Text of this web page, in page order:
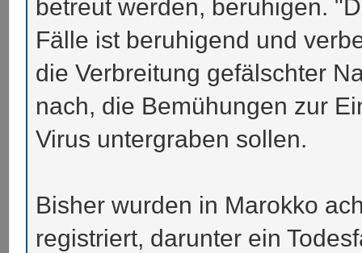
betreut werden, beruhigen.
Fälle ist beruhigend und
die Verbreitung gefälschter
nach, die Bemühungen zur
Virus untergraben sollen.
Bisher wurden in Marokko
registriert, darunter ein